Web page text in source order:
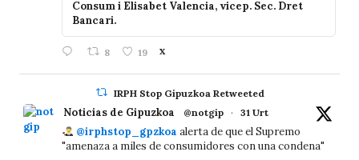
Consum i Elisabet Valencia, vicep. Sec. Dret
Bancari.
8 19 X
IRPH Stop Gipuzkoa Retweeted
Noticias de Gipuzkoa @notgip · 31 Urt
@irphstop_gpzkoa alerta de que el Supremo
"amenaza a miles de consumidores con una condena"